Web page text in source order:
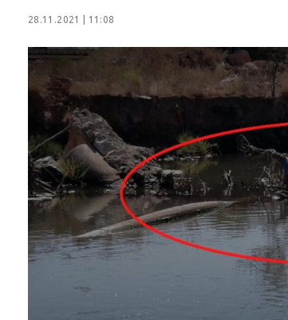
28.11.2021 | 11:08